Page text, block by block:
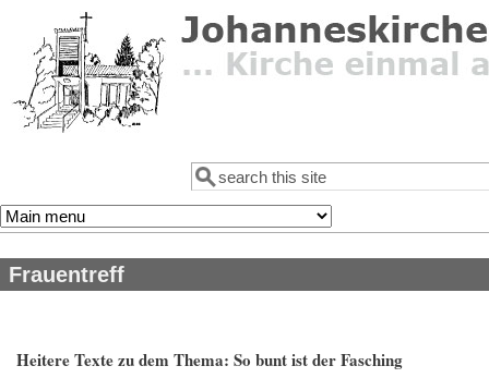
Direkt zum Inhalt
Suchformular
Suche
Frauentreff
Heitere Texte zu dem Thema: So bunt ist der Fasching